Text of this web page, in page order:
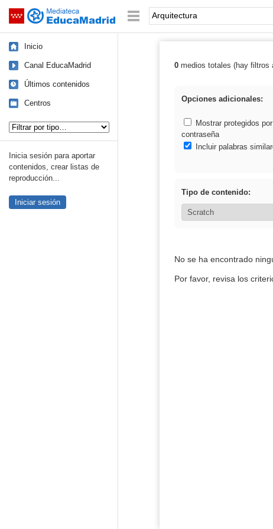
Saltar navegación Palabra o frase:
Inicio
Canal EducaMadrid
Últimos contenidos
Centros
Inicia sesión para aportar
contenidos, crear listas de
reproducción...
Iniciar sesión
Resultados de:
0medios totales (hay filtros
Opciones adicionales:
Mostrar protegidos por
contraseña
Incluir palabras
Tipo de contenido:
No se ha encontrado
Por favor, revisa los